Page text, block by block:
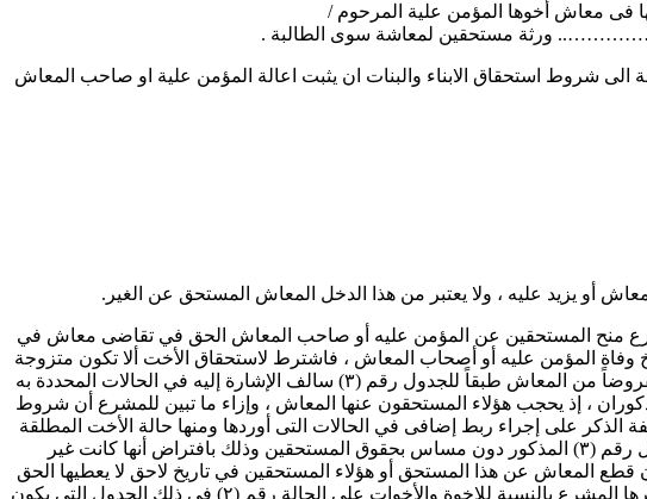
انها ممن تتوافر فيهم شروط استحقاقها فى معاش أخوها المؤمن علية المرحوم /
ورثة مستحقين لمعاشة سوى الطالبة .
الى شروط استحقاق الابناء والبنات ان يثبت اعالة المؤمن علية او صاحب المعاش
أو يزيد عليه ، ولا يعتبر من هذا الدخل المعاش المستحق عن الغير.
المواد ۱۰٤ ، ۱۰۸ ، ۱۰۹ ، ۱۱٤ من القانون رقم ۷۹ لسنة ۱۹۷۵ أن المشرع منح المستحقين عن المؤمن عليه أو صاحب المعاش الحق في تقاضى معاش في
الاستحقاق في تاريخ وفاة المؤمن عليه أو أصحاب المعاش ، فاشترط لاستحقاق الأخت ألا تكون متزوجة
وأن يكون المؤمن عليه قائماً بإعالتها طبقاً للقواعد الصادر بها قرار من وزير التأمينات ، فإذا توافر الشرطان استحقت نصيباً مفروضاً من المعاش طبقاً للجدول رقم (۳) سالف الإشارة إليه في الحالات المحددة به
، إذ يحجب هؤلاء المستحقون عنها المعاش ، وإزاء ما تبين للمشرع أن شروط
قد لا تتوافر أحيانا إلا بعد وفاة المؤمن عليه وربط المعاش على باقى المستحقين فقد رأى النص في المادة ۱۱٤ سالفة الذكر على إجراء ربط إضافى في الحالات التى أوردها ومنها حالة الأخت المطلقة
متى توافر شرط الإعالة والذى يعتد بثبوته خلال الفترة السابقة على زواجها فتستحق معاشاً طبقاً لنصيبها المفروض في الجدول رقم (۳) المذكور دون مساس بحقوق المستحقين وذلك بافتراض أنها كانت غير
المعاش عن هذا المستحق أو هؤلاء المستحقين في تاريخ لاحق لا يعطيها الحق
في معاش من تاريخ القطع إلا أن تكون مستفيدة من قواعد الرد التى قررها القانون في الجدول المذكور وملاحظاته والتى قصرها المشرع بالنسبة للإخوة والأخوات على الحالة رقم (۲) في ذلك الجدول التى يكون